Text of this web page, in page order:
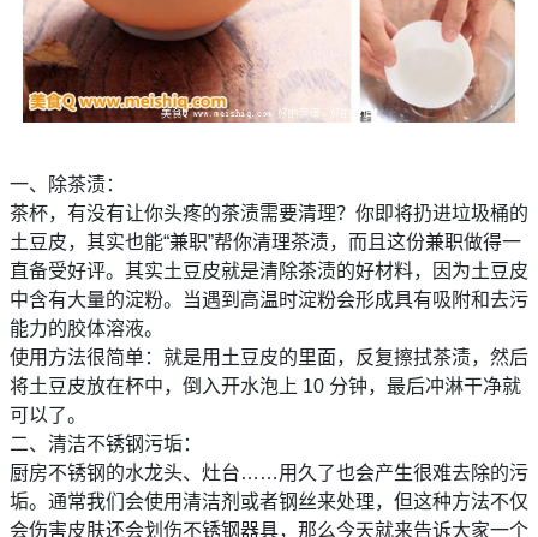
一、除茶渍：
茶杯，有没有让你头疼的茶渍需要清理？你即将扔进垃圾桶的
土豆皮，其实也能“兼职”帮你清理茶渍，而且这份兼职做得一
直备受好评。其实土豆皮就是清除茶渍的好材料，因为土豆皮
中含有大量的淀粉。当遇到高温时淀粉会形成具有吸附和去污
能力的胶体溶液。
使用方法很简单：就是用土豆皮的里面，反复擦拭茶渍，然后
将土豆皮放在杯中，倒入开水泡上 10 分钟，最后冲淋干净就
可以了。
二、清洁不锈钢污垢：
厨房不锈钢的水龙头、灶台……用久了也会产生很难去除的污
垢。通常我们会使用清洁剂或者钢丝来处理，但这种方法不仅
会伤害皮肤还会划伤不锈钢器具，那么今天就来告诉大家一个